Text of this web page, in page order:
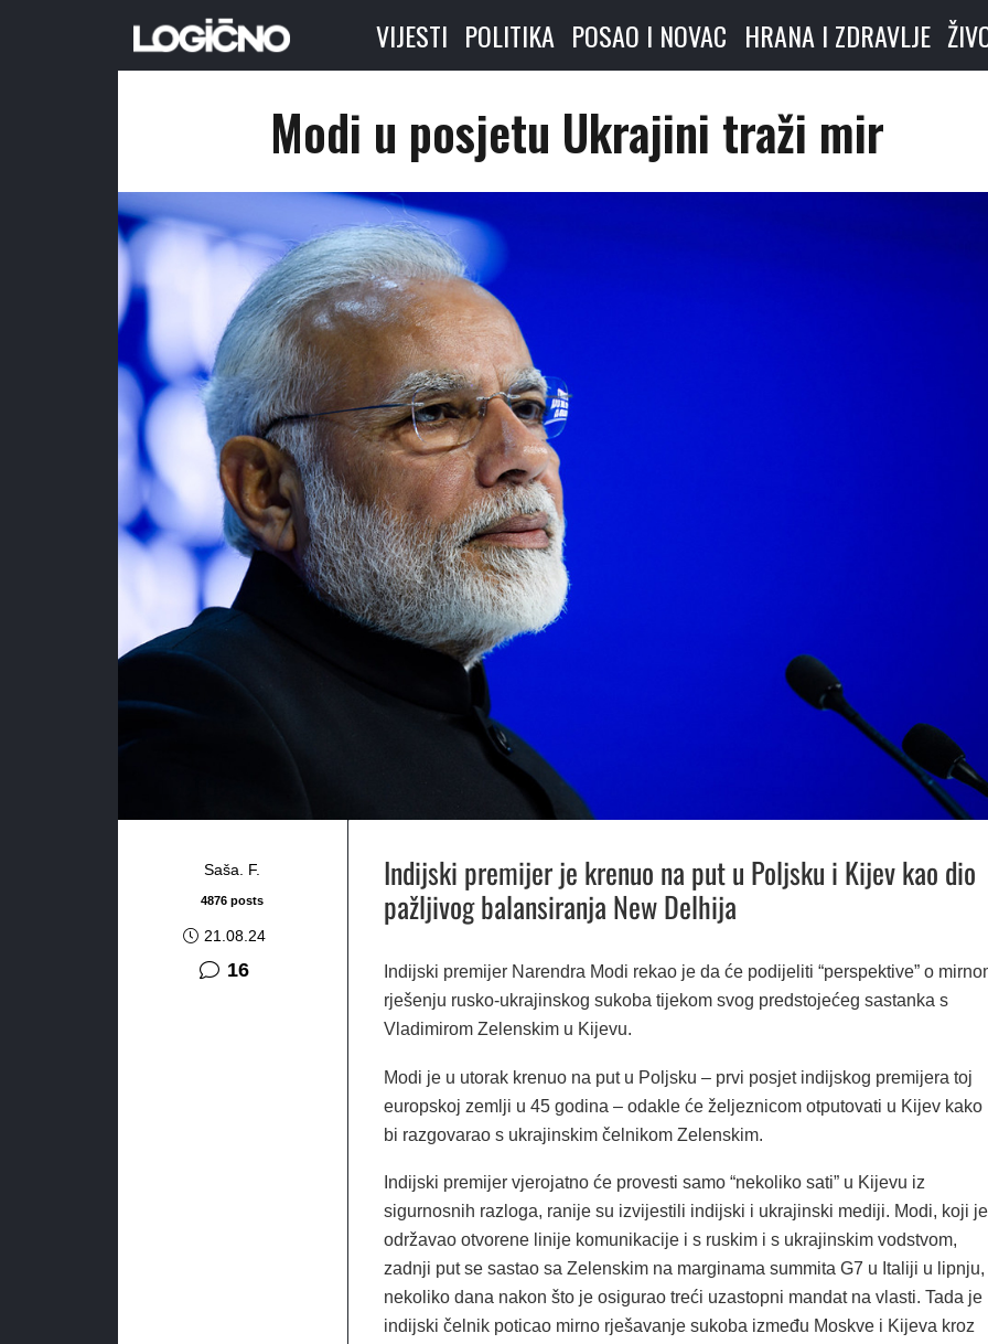
VIJESTI POLITIKA POSAO I NOVAC HRANA I ZDRAVLJE
Modi u posjetu Ukrajini traži mir
Saša. F.
4876 posts
21.08.24
16komentara
Indijski premijer je krenuo na put u Poljsku i Kijev kao dio
pažljivog balansiranja New Delhija
Indijski premijer Narendra Modi rekao je da će podijeliti “perspektive” o
rješenju rusko-ukrajinskog sukoba tijekom svog predstojećeg sastanka s
Vladimirom Zelenskim u Kijevu.
Modi je u utorak krenuo na put u Poljsku – prvi posjet indijskog premijera toj
europskoj zemlji u 45 godina – odakle će željeznicom otputovati u Kijev kako
bi razgovarao s ukrajinskim čelnikom Zelenskim.
Indijski premijer vjerojatno će provesti samo “nekoliko sati” u Kijevu iz
sigurnosnih razloga, ranije su izvijestili indijski i ukrajinski mediji. Modi, koji je
održavao otvorene linije komunikacije i s ruskim i s ukrajinskim vodstvom,
zadnji put se sastao sa Zelenskim na marginama summita G7 u Italiji u lipnju,
nekoliko dana nakon što je osigurao treći uzastopni mandat na vlasti. Tada je
indijski čelnik poticao mirno rješavanje sukoba između Moskve i Kijeva kroz